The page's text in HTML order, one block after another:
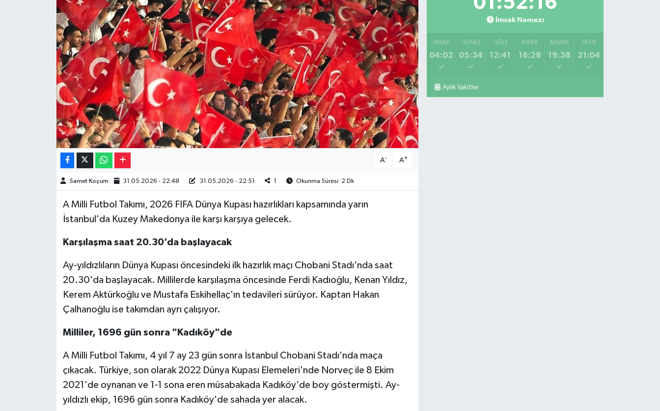
A- A+
Samet Koçum 31.05.2026 - 22:48 31.05.2026 - 22:51 Okunma Süresi: 2 Dk
A Milli Futbol Takımı, 2026 FIFA Dünya Kupası hazırlıkları kapsamında yarın
İstanbul'da Kuzey Makedonya ile karşı karşıya gelecek.
Karşılaşma saat 20.30’da başlayacak
Ay-yıldızlıların Dünya Kupası öncesindeki ilk hazırlık maçı Chobani Stadı'nda saat
20.30'da başlayacak. Millilerde karşılaşma öncesinde Ferdi Kadıoğlu, Kenan Yıldız,
Kerem Aktürkoğlu ve Mustafa Eskihellaç'ın tedavileri sürüyor. Kaptan Hakan
Çalhanoğlu ise takımdan ayrı çalışıyor.
Milliler, 1696 gün sonra "Kadıköy"de
A Milli Futbol Takımı, 4 yıl 7 ay 23 gün sonra İstanbul Chobani Stadı'nda maça
çıkacak. Türkiye, son olarak 2022 Dünya Kupası Elemeleri'nde Norveç ile 8 Ekim
2021'de oynanan ve 1-1 sona eren müsabakada Kadıköy'de boy göstermişti. Ay-
yıldızlı ekip, 1696 gün sonra Kadıköy'de sahada yer alacak.
İmsak Namazı
İMSAK
04:02
GÜNEŞ
05:34
ÖĞLE
12:41
İKINDI
16:28
AKŞAM
19:38
YATSI
21:04
Aylık Vakitler
Resmi İlanlar
Sinemalar
Siyaset
Teknoloji
Video Haber
Yeme-İçme